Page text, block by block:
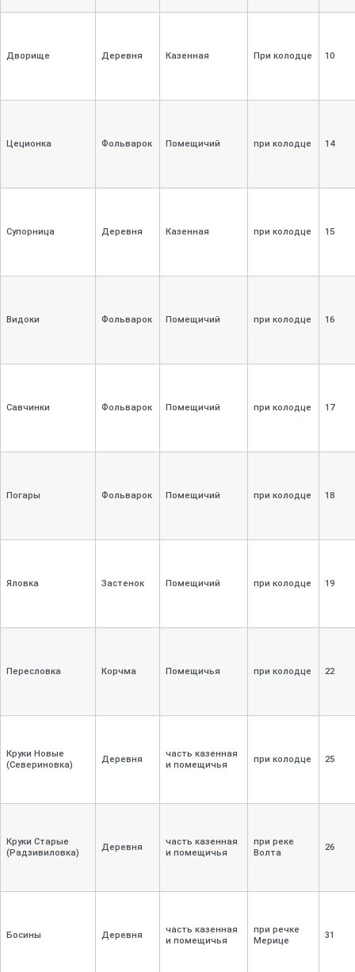
Дворище Деревня Казенная При колодце 10
Цеционка Фольварок Помещичий при колодце 14
Супорница Деревня Казенная при колодце 15
Видоки Фольварок Помещичий при колодце 16
Савчинки Фольварок Помещичий при колодце 17
Погары Фольварок Помещичий при колодце 18
Яловка Застенок Помещичий при колодце 19
Пересловка Корчма Помещичья при колодце 22
Круки Новые
(Севериновка)
Деревня
часть казенная
и помещичья
при колодце 25
Круки Старые
(Радзивиловка)
Деревня
часть казенная
и помещичья
при реке
Волта
26
Босины Деревня
часть казенная
и помещичья
при речке
Мерице
31